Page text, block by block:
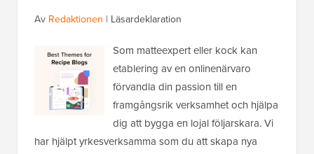
Av Redaktionen | Läsardeklaration
Som matteexpert eller kock kan
etablering av en onlinenärvaro
förvandla din passion till en
framgångsrik verksamhet och hjälpa
dig att bygga en lojal följarskara. Vi
har hjälpt yrkesverksamma som du att skapa nya